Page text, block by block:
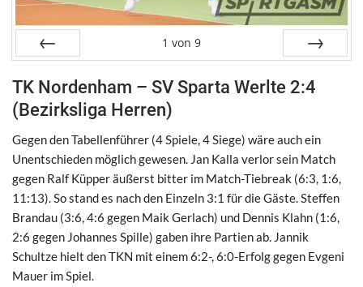
1 von 9
TK Nordenham – SV Sparta Werlte 2:4
(Bezirksliga Herren)
Gegen den Tabellenführer (4 Spiele, 4 Siege) wäre auch ein
Unentschieden möglich gewesen. Jan Kalla verlor sein Match
gegen Ralf Küpper äußerst bitter im Match-Tiebreak (6:3, 1:6,
11:13). So stand es nach den Einzeln 3:1 für die Gäste. Steffen
Brandau (3:6, 4:6 gegen Maik Gerlach) und Dennis Klahn (1:6,
2:6 gegen Johannes Spille) gaben ihre Partien ab. Jannik
Schultze hielt den TKN mit einem 6:2-, 6:0-Erfolg gegen Evgeni
Mauer im Spiel.